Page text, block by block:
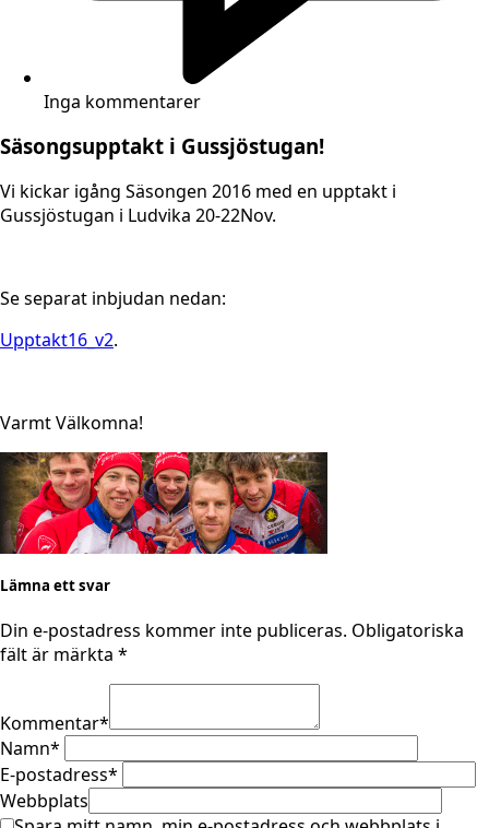
Inga kommentarer
Säsongsupptakt i Gussjöstugan!
Vi kickar igång Säsongen 2016 med en upptakt i
Gussjöstugan i Ludvika 20-22Nov.
Se separat inbjudan nedan:
Upptakt16_v2.
Varmt Välkomna!
Lämna ett svar
Din e-postadress kommer inte publiceras. Obligatoriska
fält är märkta *
Kommentar*
Namn*
E-postadress*
Webbplats